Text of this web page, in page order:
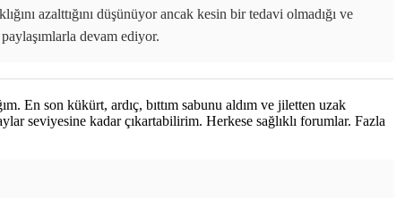
azalttığını düşünüyor ancak kesin bir tedavi olmadığı ve
devam ediyor.
En son kükürt, ardıç, bıttım sabunu aldım ve jiletten uzak
seviyesine kadar çıkartabilirim. Herkese sağlıklı forumlar. Fazla